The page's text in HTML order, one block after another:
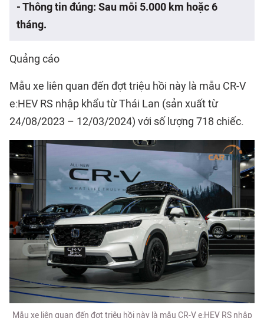
- Thông tin đúng: Sau mỗi 5.000 km hoặc6
tháng.
Quảng cáo
Mẫu xe liên quan đến đợt triệu hồi này là mẫu CR-V
e:HEV RS nhập khẩu từ Thái Lan (sản xuất từ
24/08/2023 – 12/03/2024) với số lượng 718 chiếc.
Mẫu xe liên quan đến đợt triệu hồi này là mẫu CR-V e:HEV RS nhập